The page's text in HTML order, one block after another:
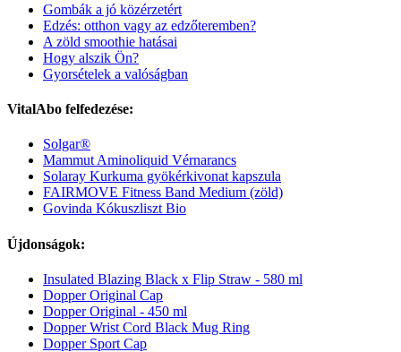
Gombák a jó közérzetért
Edzés: otthon vagy az edzőteremben?
A zöld smoothie hatásai
Hogy alszik Ön?
Gyorsételek a valóságban
VitalAbo felfedezése:
Solgar®
Mammut Aminoliquid Vérnarancs
Solaray Kurkuma gyökérkivonat kapszula
FAIRMOVE Fitness Band Medium (zöld)
Govinda Kókuszliszt Bio
Újdonságok:
Insulated Blazing Black x Flip Straw - 580 ml
Dopper Original Cap
Dopper Original - 450 ml
Dopper Wrist Cord Black Mug Ring
Dopper Sport Cap